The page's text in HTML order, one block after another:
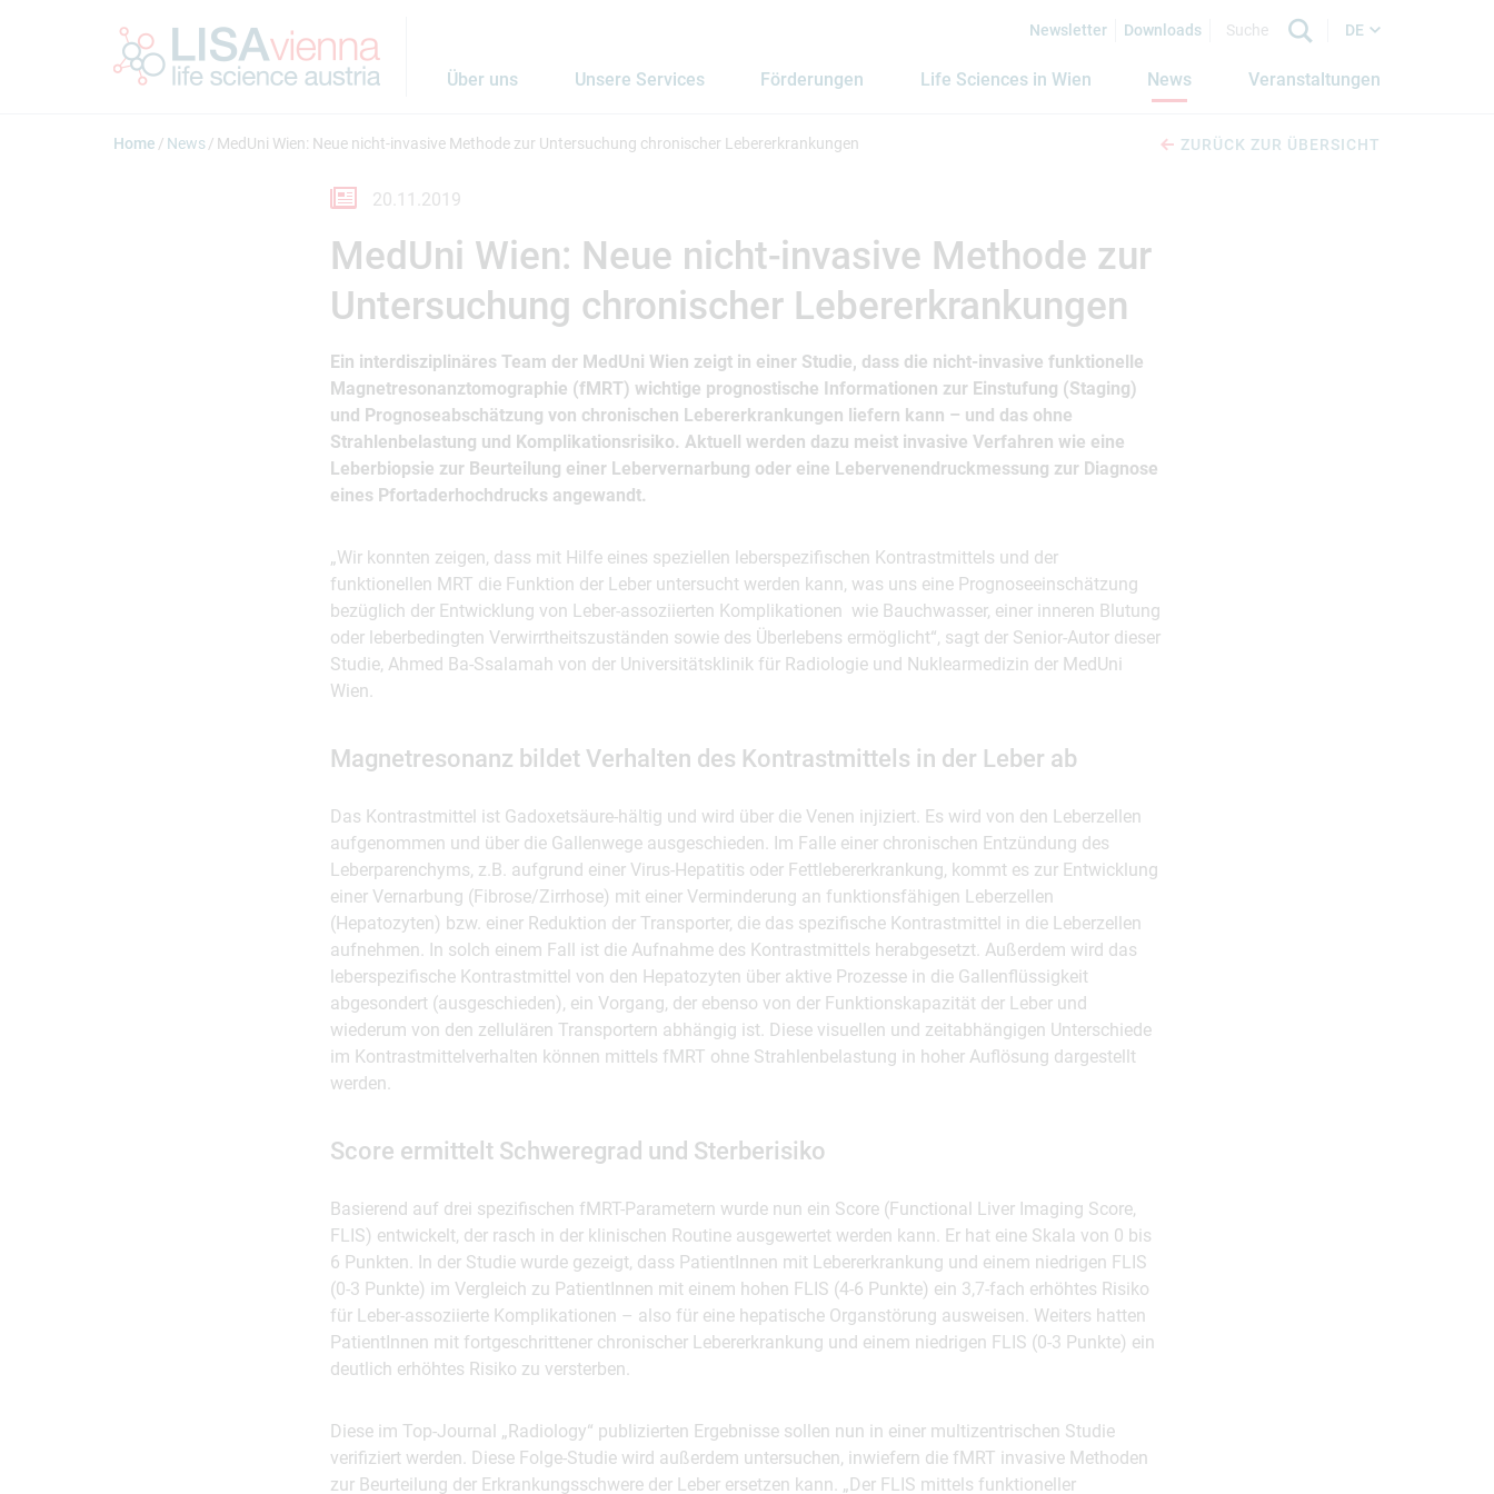
Newsletter Downloads DE
Über uns Unsere Services Förderungen Life Sciences in Wien News Veranstaltungen
Home News MedUni Wien: Neue nicht-invasive Methode zur Untersuchung chronischer Lebererkrankungen ZURÜCK ZUR ÜBERSICHT
20.11.2019
MedUni Wien: Neue nicht-invasive Methode zur
Untersuchung chronischer Lebererkrankungen
Ein interdisziplinäres Team der MedUni Wien zeigt in einer Studie, dass die nicht-invasive funktionelle
Magnetresonanztomographie (fMRT) wichtige prognostische Informationen zur Einstufung (Staging)
und Prognoseabschätzung von chronischen Lebererkrankungen liefern kann – und das ohne
Strahlenbelastung und Komplikationsrisiko. Aktuell werden dazu meist invasive Verfahren wie eine
Leberbiopsie zur Beurteilung einer Lebervernarbung oder eine Lebervenendruckmessung zur Diagnose
eines Pfortaderhochdrucks angewandt.
„Wir konnten zeigen, dass mit Hilfe eines speziellen leberspezifischen Kontrastmittels und der
funktionellen MRT die Funktion der Leber untersucht werden kann, was uns eine Prognoseeinschätzung
bezüglich der Entwicklung von Leber-assoziierten Komplikationen wie Bauchwasser, einer inneren Blutung
oder leberbedingten Verwirrtheitszuständen sowie des Überlebens ermöglicht“, sagt der Senior-Autor dieser
Studie, Ahmed Ba-Ssalamah von der Universitätsklinik für Radiologie und Nuklearmedizin der MedUni
Wien.
Magnetresonanz bildet Verhalten des Kontrastmittels in der Leber ab
Das Kontrastmittel ist Gadoxetsäure-hältig und wird über die Venen injiziert. Es wird von den Leberzellen
aufgenommen und über die Gallenwege ausgeschieden. Im Falle einer chronischen Entzündung des
Leberparenchyms, z.B. aufgrund einer Virus-Hepatitis oder Fettlebererkrankung, kommt es zur Entwicklung
einer Vernarbung (Fibrose/Zirrhose) mit einer Verminderung an funktionsfähigen Leberzellen
(Hepatozyten) bzw. einer Reduktion der Transporter, die das spezifische Kontrastmittel in die Leberzellen
aufnehmen. In solch einem Fall ist die Aufnahme des Kontrastmittels herabgesetzt. Außerdem wird das
leberspezifische Kontrastmittel von den Hepatozyten über aktive Prozesse in die Gallenflüssigkeit
abgesondert (ausgeschieden), ein Vorgang, der ebenso von der Funktionskapazität der Leber und
wiederum von den zellulären Transportern abhängig ist. Diese visuellen und zeitabhängigen Unterschiede
im Kontrastmittelverhalten können mittels fMRT ohne Strahlenbelastung in hoher Auflösung dargestellt
werden.
Score ermittelt Schweregrad und Sterberisiko
Basierend auf drei spezifischen fMRT-Parametern wurde nun ein Score (Functional Liver Imaging Score,
FLIS) entwickelt, der rasch in der klinischen Routine ausgewertet werden kann. Er hat eine Skala von 0 bis
6 Punkten. In der Studie wurde gezeigt, dass PatientInnen mit Lebererkrankung und einem niedrigen FLIS
(0-3 Punkte) im Vergleich zu PatientInnen mit einem hohen FLIS (4-6 Punkte) ein 3,7-fach erhöhtes Risiko
für Leber-assoziierte Komplikationen – also für eine hepatische Organstörung ausweisen. Weiters hatten
PatientInnen mit fortgeschrittener chronischer Lebererkrankung und einem niedrigen FLIS (0-3 Punkte) ein
deutlich erhöhtes Risiko zu versterben.
Diese im Top-Journal „Radiology“ publizierten Ergebnisse sollen nun in einer multizentrischen Studie
verifiziert werden. Diese Folge-Studie wird außerdem untersuchen, inwiefern die fMRT invasive Methoden
zur Beurteilung der Erkrankungsschwere der Leber ersetzen kann. „Der FLIS mittels funktioneller